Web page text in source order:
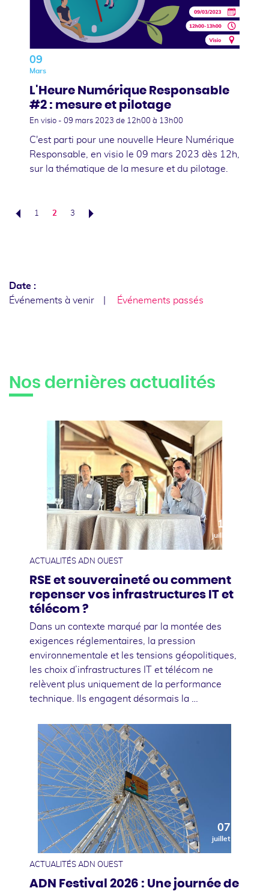
09
Mars
L'Heure Numérique Responsable
#2 : mesure et pilotage
En visio - 09 mars 2023 de 12h00 à 13h00
C'est parti pour une nouvelle Heure Numérique
Responsable, en visio le 09 mars 2023 dès 12h,
sur la thématique de la mesure et du pilotage.
Précédent
1 2 3
Date :
Événements à venir
Événements passés
Nos dernières actualités
10
juillet
ACTUALITÉS ADN OUEST
RSE et souveraineté ou comment
repenser vos infrastructures IT et
télécom ?
Dans un contexte marqué par la montée des
exigences réglementaires, la pression
environnementale et les tensions géopolitiques,
les choix d’infrastructures IT et télécom ne
relèvent plus uniquement de la performance
technique. Ils engagent désormais la …
07
juillet
ACTUALITÉS ADN OUEST
ADN Festival 2026 : Une journée de